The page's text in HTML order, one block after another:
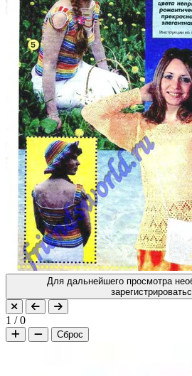
Для дальнейшего просмотра необходимо войти или
1 /0
Сброс